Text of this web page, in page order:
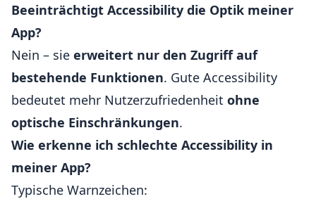
Beeinträchtigt Accessibility die Optik meiner
App?
Nein – sie erweitert nur den Zugriff auf
bestehende Funktionen. Gute Accessibility
bedeutet mehr Nutzerzufriedenheit ohne
optische Einschränkungen.
Wie erkenne ich schlechte Accessibility in
meiner App?
Typische Warnzeichen: